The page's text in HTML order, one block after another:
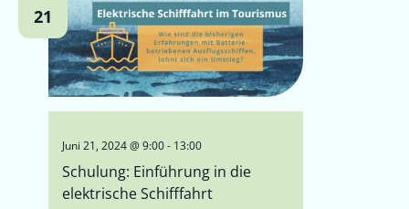
21
Schulung: Einführung in die
elektrische Schifffahrt
Juni 21, 2024 @ 9:00- 13:00